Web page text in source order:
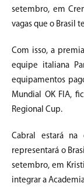
setembro, em
vagas que o Brasil
Com isso, a
equipe italiana
equipamentos
Mundial OK FIA,
Regional Cup.
Cabral estará na
representará o
setembro, em
integrar a